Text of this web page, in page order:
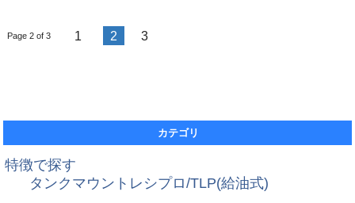
Page 2 of 3 1 2 3
カテゴリ
特徴で探す
タンクマウントレシプロ/TLP(給油式)